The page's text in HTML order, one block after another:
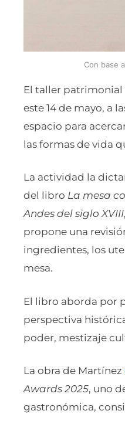
Con base
El taller patrimonial
este 14 de mayo, a
espacio para
las formas de vida
La actividad la
del libro La mesa
Andes del siglo XVIII
propone una
ingredientes, los
mesa.
El libro aborda por
perspectiva
poder, mestizaje
La obra de Martínez
Awards 2025, uno
gastronómica,